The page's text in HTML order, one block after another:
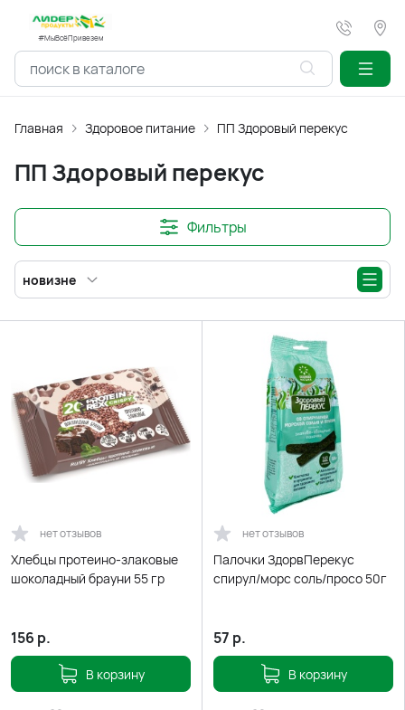
#МыВсёПривезем
Главная Здоровое питание ПП Здоровый перекус
ПП Здоровый перекус
Фильтры
новизне
нет отзывов
Хлебцы протеино-злаковые
шоколадный брауни 55 гр
156 р.
В корзину
нет отзывов
Палочки ЗдорвПерекус
спирул/морс соль/просо 50г
57 р.
В корзину